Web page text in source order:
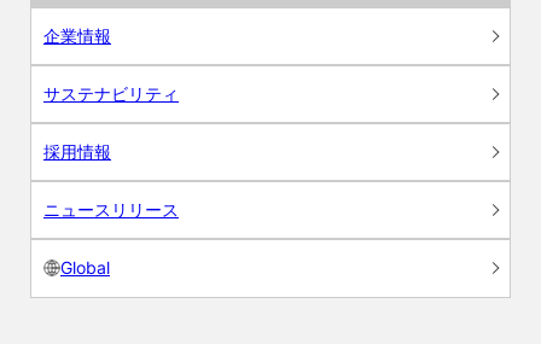
企業情報
サステナビリティ
採用情報
ニュースリリース
Global